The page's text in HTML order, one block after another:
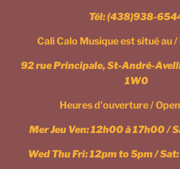
Tél:(438)938-
Cali Calo Musique est situé au
92 rue Principale, St-André-
1W0
Heures d'ouverture /
Mer Jeu Ven: 12h00 à 17h00 /
Wed Thu Fri: 12pm to 5pm /